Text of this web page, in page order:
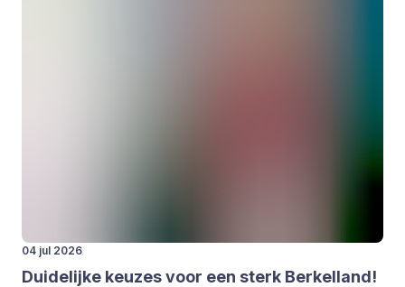
04 jul 2026
Dui­de­lij­ke keu­zes voor een sterk Ber­kel­land!